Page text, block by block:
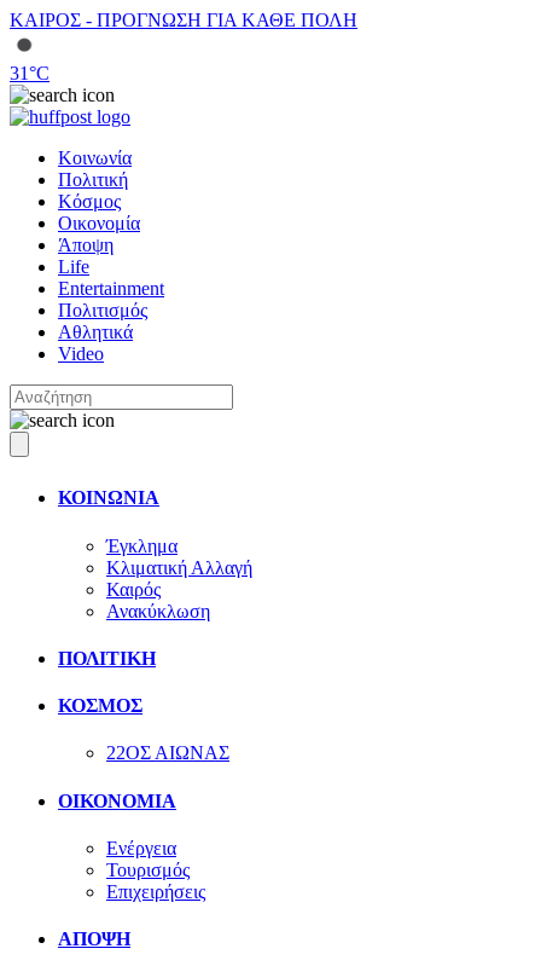
ΚΑΙΡΟΣ - ΠΡΟΓΝΩΣΗ ΓΙΑ ΚΑΘΕ ΠΟΛΗ
31°C
Κοινωνία
Πολιτική
Κόσμος
Οικονομία
Άποψη
Life
Entertainment
Πολιτισμός
Αθλητικά
Video
ΚΟΙΝΩΝΙΑ
Έγκλημα
Κλιματική Αλλαγή
Καιρός
Ανακύκλωση
ΠΟΛΙΤΙΚΗ
ΚΟΣΜΟΣ
22ΟΣ ΑΙΩΝΑΣ
ΟΙΚΟΝΟΜΙΑ
Ενέργεια
Τουρισμός
Επιχειρήσεις
ΑΠΟΨΗ